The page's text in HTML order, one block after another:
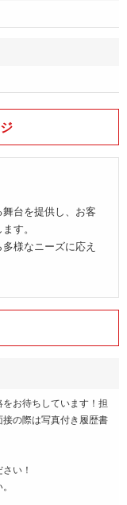
台を提供し、お客
す。
様なニーズに応え
お待ちしています！担
の際は写真付き履歴書
い！